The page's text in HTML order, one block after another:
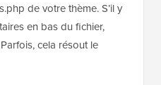
de votre thème. S’il y
en bas du fichier,
cela résout le